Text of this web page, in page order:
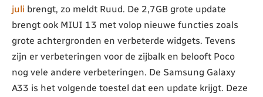
juli brengt, zo meldt Ruud. De 2,7GB grote update
brengt ook MIUI 13 met volop nieuwe functies zoals
grote achtergronden en verbeterde widgets. Tevens
zijn er verbeteringen voor de zijbalk en belooft Poco
nog vele andere verbeteringen. De Samsung Galaxy
A33 is het volgende toestel dat een update krijgt. Deze